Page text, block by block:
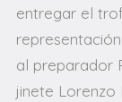
entregar el
al preparador
jinete